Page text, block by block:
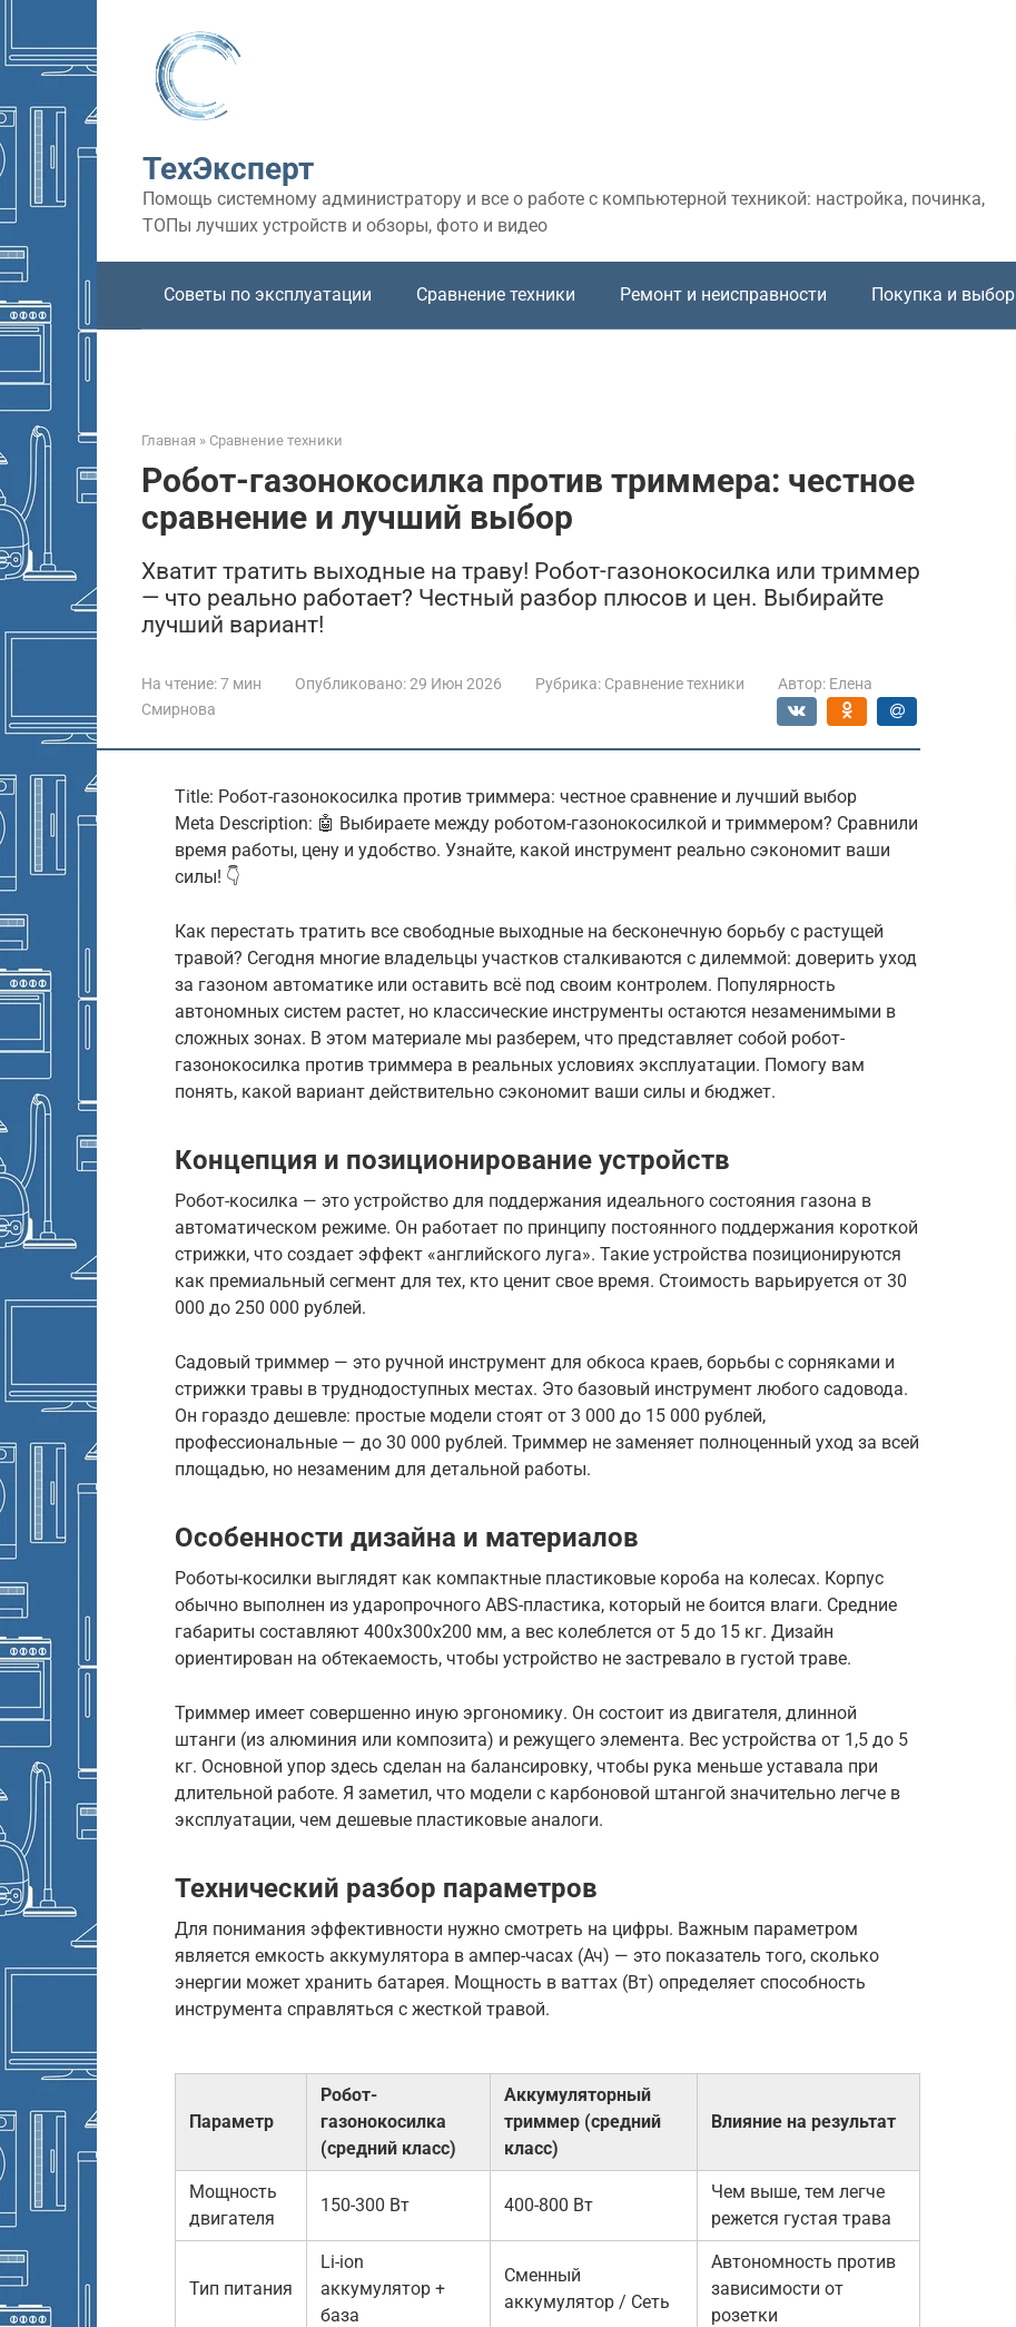
контенту
ТехЭксперт
Помощь системному администратору и все о работе с компьютерной техникой: настройка, починка,
ТОПы лучших устройств и обзоры, фото и видео
Советы по эксплуатации Сравнение техники Ремонт и неисправности Покупка и выбор
Главная » Сравнение техники
Робот-газонокосилка против триммера: честное
сравнение и лучший выбор
Хватит тратить выходные на траву! Робот-газонокосилка или триммер
— что реально работает? Честный разбор плюсов и цен. Выбирайте
лучший вариант!
На чтение:7 мин Опубликовано:29 Июн 2026 Рубрика: Сравнение техники Автор: Елена
Смирнова
Title: Робот-газонокосилка против триммера: честное сравнение и лучший выбор
Meta Description: 🤖 Выбираете между роботом-газонокосилкой и триммером? Сравнили
время работы, цену и удобство. Узнайте, какой инструмент реально сэкономит ваши
силы! 👇
Как перестать тратить все свободные выходные на бесконечную борьбу с растущей
травой? Сегодня многие владельцы участков сталкиваются с дилеммой: доверить уход
за газоном автоматике или оставить всё под своим контролем. Популярность
автономных систем растет, но классические инструменты остаются незаменимыми в
сложных зонах. В этом материале мы разберем, что представляет собой робот-
газонокосилка против триммера в реальных условиях эксплуатации. Помогу вам
понять, какой вариант действительно сэкономит ваши силы и бюджет.
Концепция и позиционирование устройств
Робот-косилка — это устройство для поддержания идеального состояния газона в
автоматическом режиме. Он работает по принципу постоянного поддержания короткой
стрижки, что создает эффект «английского луга». Такие устройства позиционируются
как премиальный сегмент для тех, кто ценит свое время. Стоимость варьируется от 30
000 до 250 000 рублей.
Садовый триммер — это ручной инструмент для обкоса краев, борьбы с сорняками и
стрижки травы в труднодоступных местах. Это базовый инструмент любого садовода.
Он гораздо дешевле: простые модели стоят от 3 000 до 15 000 рублей,
профессиональные — до 30 000 рублей. Триммер не заменяет полноценный уход за всей
площадью, но незаменим для детальной работы.
Особенности дизайна и материалов
Роботы-косилки выглядят как компактные пластиковые короба на колесах. Корпус
обычно выполнен из ударопрочного ABS-пластика, который не боится влаги. Средние
габариты составляют 400х300х200 мм, а вес колеблется от 5 до 15 кг. Дизайн
ориентирован на обтекаемость, чтобы устройство не застревало в густой траве.
Триммер имеет совершенно иную эргономику. Он состоит из двигателя, длинной
штанги (из алюминия или композита) и режущего элемента. Вес устройства от 1,5 до 5
кг. Основной упор здесь сделан на балансировку, чтобы рука меньше уставала при
длительной работе. Я заметил, что модели с карбоновой штангой значительно легче в
эксплуатации, чем дешевые пластиковые аналоги.
Технический разбор параметров
Для понимания эффективности нужно смотреть на цифры. Важным параметром
является емкость аккумулятора в ампер-часах (Ач) — это показатель того, сколько
энергии может хранить батарея. Мощность в ваттах (Вт) определяет способность
инструмента справляться с жесткой травой.
Параметр
Робот-
газонокосилка
(средний класс)
Аккумуляторный
триммер (средний
класс)
Влияние на результат
Мощность
двигателя
150-300 Вт 400-800 Вт
Чем выше, тем легче
режется густая трава
Тип питания
Li-ion
аккумулятор +
база
Сменный
аккумулятор / Сеть
Автономность против
зависимости от
розетки